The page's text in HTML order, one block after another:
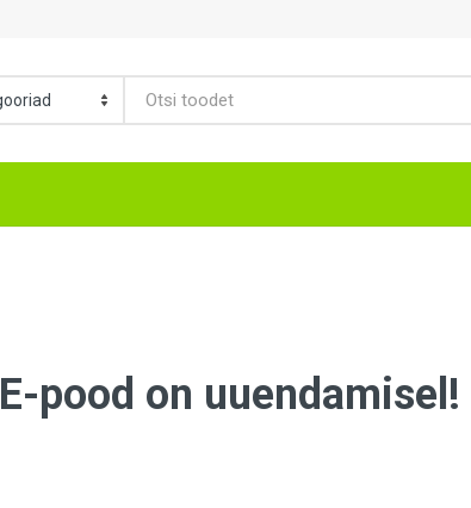
E-pood on uuendamisel!